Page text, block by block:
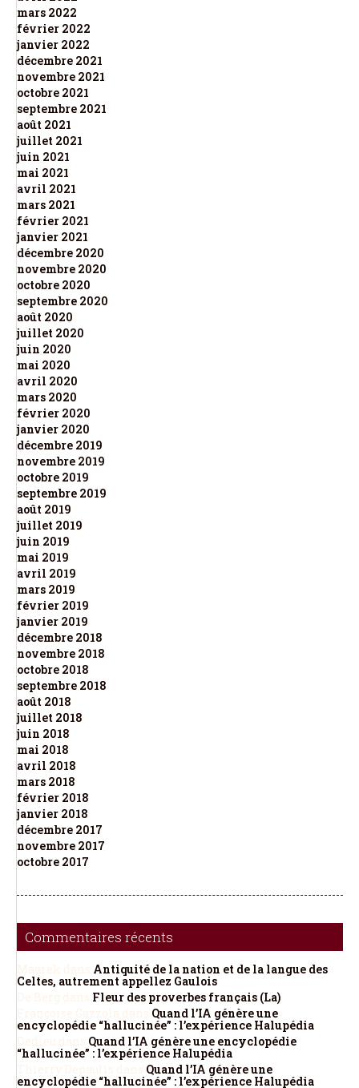
mars 2022
février 2022
janvier 2022
décembre 2021
novembre 2021
octobre 2021
septembre 2021
août 2021
juillet 2021
juin 2021
mai 2021
avril 2021
mars 2021
février 2021
janvier 2021
décembre 2020
novembre 2020
octobre 2020
septembre 2020
août 2020
juillet 2020
juin 2020
mai 2020
avril 2020
mars 2020
février 2020
janvier 2020
décembre 2019
novembre 2019
octobre 2019
septembre 2019
août 2019
juillet 2019
juin 2019
mai 2019
avril 2019
mars 2019
février 2019
janvier 2019
décembre 2018
novembre 2018
octobre 2018
septembre 2018
août 2018
juillet 2018
juin 2018
mai 2018
avril 2018
mars 2018
février 2018
janvier 2018
décembre 2017
novembre 2017
octobre 2017
Commentaires récents
Antiquité de la nation et de la langue des
Celtes, autrement appellez Gaulois
Fleur des proverbes français (La)
Quand l’IA génère une
encyclopédie “hallucinée” : l’expérience Halupédia
Quand l’IA génère une encyclopédie
“hallucinée” : l’expérience Halupédia
Quand l’IA génère une
encyclopédie “hallucinée” : l’expérience Halupédia